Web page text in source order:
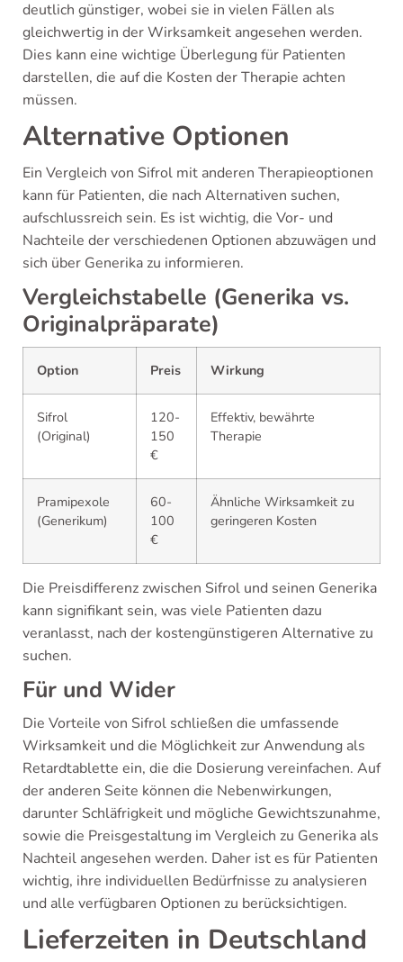
deutlich günstiger, wobei sie in vielen Fällen als
gleichwertig in der Wirksamkeit angesehen werden.
Dies kann eine wichtige Überlegung für Patienten
darstellen, die auf die Kosten der Therapie achten
müssen.
Alternative Optionen
Ein Vergleich von Sifrol mit anderen Therapieoptionen
kann für Patienten, die nach Alternativen suchen,
aufschlussreich sein. Es ist wichtig, die Vor- und
Nachteile der verschiedenen Optionen abzuwägen und
sich über Generika zu informieren.
Vergleichstabelle (Generika vs.
Originalpräparate)
Option Preis Wirkung
Sifrol
(Original)
120-
150
€
Effektiv, bewährte
Therapie
Pramipexole
(Generikum)
60-
100
€
Ähnliche Wirksamkeit zu
geringeren Kosten
Die Preisdifferenz zwischen Sifrol und seinen Generika
kann signifikant sein, was viele Patienten dazu
veranlasst, nach der kostengünstigeren Alternative zu
suchen.
Für und Wider
Die Vorteile von Sifrol schließen die umfassende
Wirksamkeit und die Möglichkeit zur Anwendung als
Retardtablette ein, die die Dosierung vereinfachen. Auf
der anderen Seite können die Nebenwirkungen,
darunter Schläfrigkeit und mögliche Gewichtszunahme,
sowie die Preisgestaltung im Vergleich zu Generika als
Nachteil angesehen werden. Daher ist es für Patienten
wichtig, ihre individuellen Bedürfnisse zu analysieren
und alle verfügbaren Optionen zu berücksichtigen.
Lieferzeiten in Deutschland